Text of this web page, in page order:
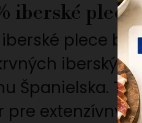
iberské
iberské plece
Španielska.
pre extenzívny